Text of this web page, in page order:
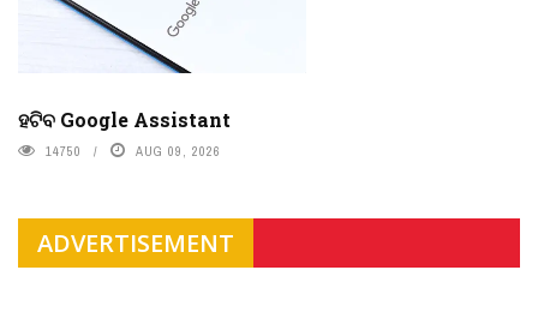
ହଟିବ Google Assistant
14750 AUG 09, 2026
ADVERTISEMENT